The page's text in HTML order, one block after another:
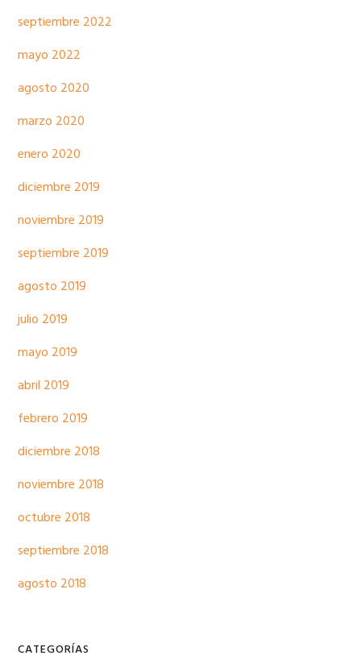
septiembre 2022
mayo 2022
agosto 2020
marzo 2020
enero 2020
diciembre 2019
noviembre 2019
septiembre 2019
agosto 2019
julio 2019
mayo 2019
abril 2019
febrero 2019
diciembre 2018
noviembre 2018
octubre 2018
septiembre 2018
agosto 2018
CATEGORÍAS